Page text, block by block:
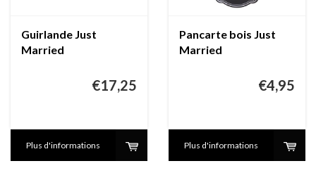
Guirlande Just
Married
€17,25
Plus d'informations
Pancarte bois Just
Married
€4,95
Plus d'informations